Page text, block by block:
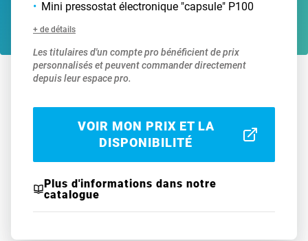
Mini pressostat électronique "capsule" P100
+ de détails
Les titulaires d'un compte pro bénéficient de prix
personnalisés et peuvent commander directement
depuis leur espace pro.
VOIR MON PRIX ET LA
DISPONIBILITÉ
Plus d'informations dans notre
catalogue